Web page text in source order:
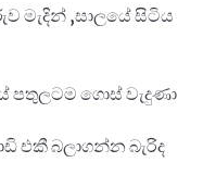
මැදින් ,සාලයේ සිටිය
පතුලටම ගොස් වැදුණා
එකී බලාගන්න බැරිද